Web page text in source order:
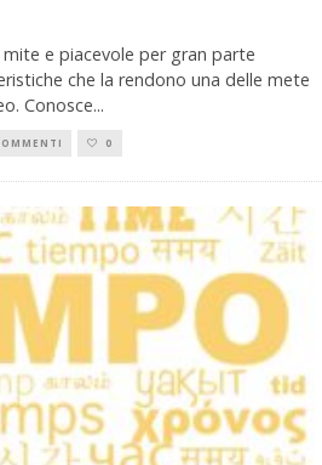
e piacevole per gran parte
che la rendono una delle mete
Conosce...
0